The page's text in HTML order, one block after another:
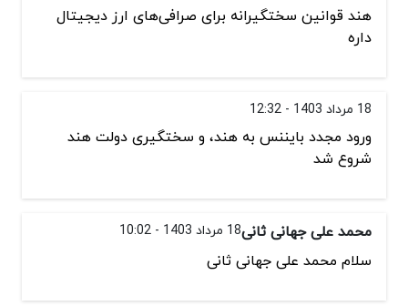
هند قوانین سختگیرانه برای صرافی‌های ارز دیجیتال
داره
18 مرداد 1403 - 12:32
ورود مجدد بایننس به هند، و سختگیری دولت هند
شروع شد
محمد علی جهانی ثانی18 مرداد 1403 - 10:02
سلام محمد علی جهانی ثانی